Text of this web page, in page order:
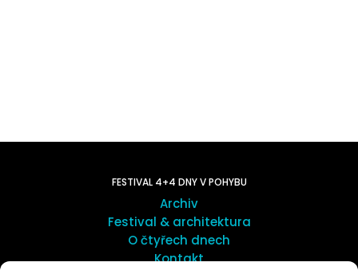
FESTIVAL 4+4 DNY V POHYBU
Archiv
Festival & architektura
O čtyřech dnech
Kontakt